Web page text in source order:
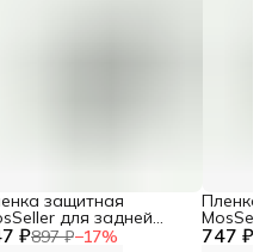
₽897 ₽−17%
защитная
для задней
для Honor X9b 747 ₽
Пленка
панели